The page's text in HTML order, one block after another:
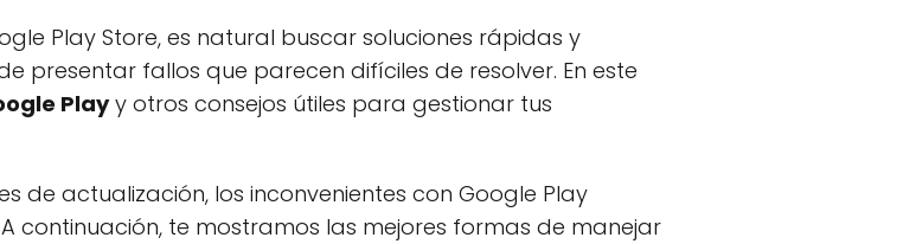
Play Store, es natural buscar soluciones rápidas y
presentar fallos que parecen difíciles de resolver. En este
Playy otros consejos útiles para gestionar tus
de actualización, los inconvenientes con Google Play
continuación, te mostramos las mejores formas de manejar